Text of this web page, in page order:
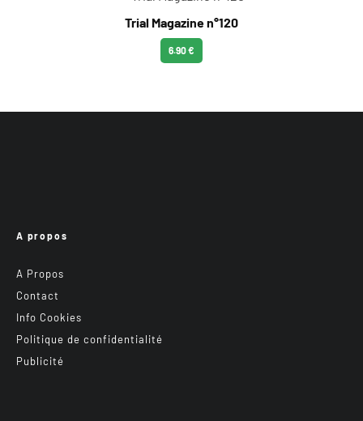
Trial Magazine n°120
6.90 €
A propos
A Propos
Contact
Info Cookies
Politique de confidentialité
Publicité